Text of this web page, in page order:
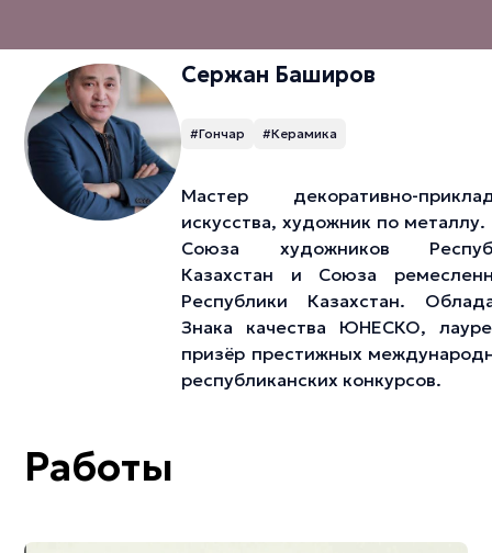
Сержан Баширов
#Гончар #Керамика
Мастер декоративно-
искусства, художник по
Союза художников
Казахстан и Союза
Республики Казахстан.
Знака качества ЮНЕСКО,
призёр престижных
республиканских конкурсов.
Работы